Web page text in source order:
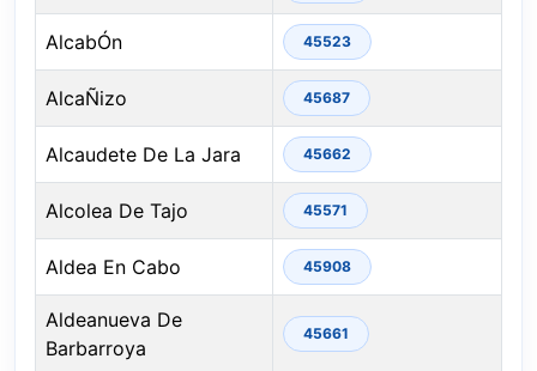
AlcabÓn 45523
AlcaÑizo 45687
Alcaudete De La Jara 45662
Alcolea De Tajo 45571
Aldea En Cabo 45908
Aldeanueva De
Barbarroya
45661